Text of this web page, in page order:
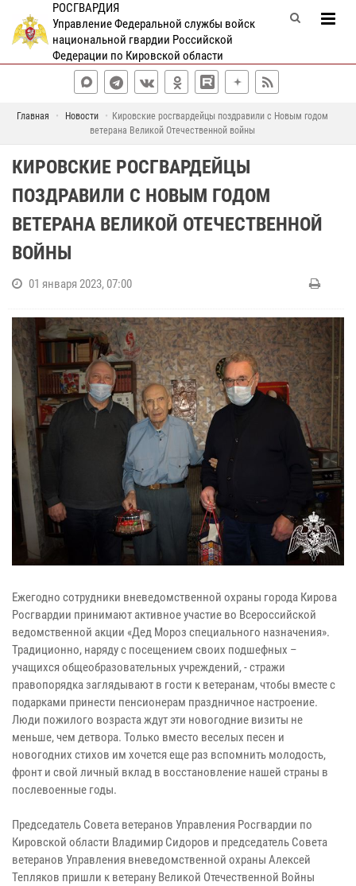
РОСГВАРДИЯ
Управление Федеральной службы войск
национальной гвардии Российской
Федерации по Кировской области
Главная Новости
Кировские росгвардейцы поздравили с Новым годом
ветерана Великой Отечественной войны
КИРОВСКИЕ РОСГВАРДЕЙЦЫ
ПОЗДРАВИЛИ С НОВЫМ ГОДОМ
ВЕТЕРАНА ВЕЛИКОЙ ОТЕЧЕСТВЕННОЙ
ВОЙНЫ
01 января 2023, 07:00
Ежегодно сотрудники вневедомственной охраны города Кирова
Росгвардии принимают активное участие во Всероссийской
ведомственной акции «Дед Мороз специального назначения».
Традиционно, наряду с посещением своих подшефных –
учащихся общеобразовательных учреждений, - стражи
правопорядка заглядывают в гости к ветеранам, чтобы вместе с
подарками принести пенсионерам праздничное настроение.
Люди пожилого возраста ждут эти новогодние визиты не
меньше, чем детвора. Только вместо веселых песен и
новогодних стихов им хочется еще раз вспомнить молодость,
фронт и свой личный вклад в восстановление нашей страны в
послевоенные годы.
Председатель Совета ветеранов Управления Росгвардии по
Кировской области Владимир Сидоров и председатель Совета
ветеранов Управления вневедомственной охраны Алексей
Тепляков пришли к ветерану Великой Отечественной Войны